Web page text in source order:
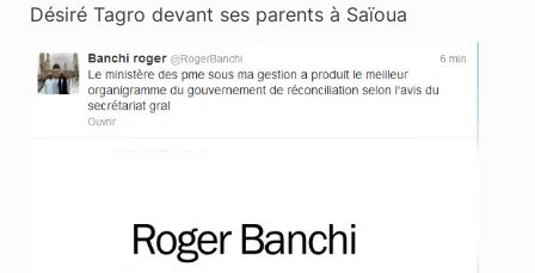
Désiré Tagro devant ses parents à Saïoua